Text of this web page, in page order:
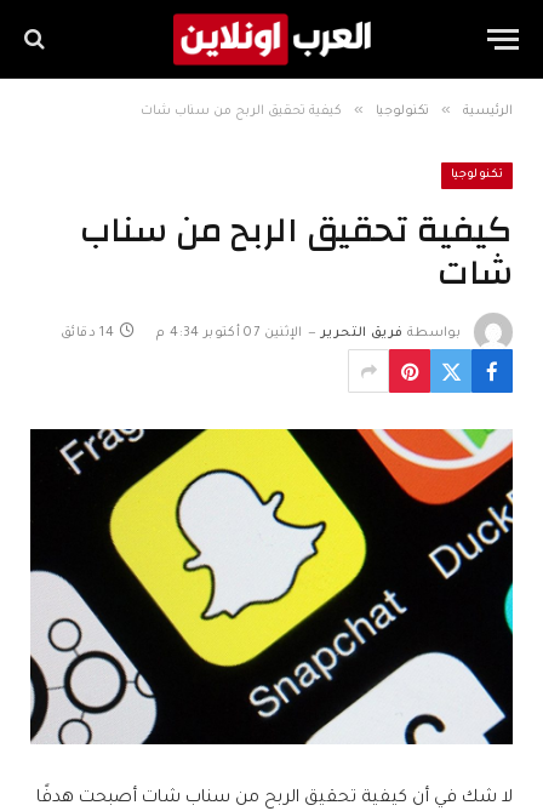
الرئيسية » تكنولوجيا » كيفية تحقيق الربح من سناب شات
تكنولوجيا
كيفية تحقيق الربح من سناب
شات
بواسطة فريق التحرير الإثنين 07 أكتوبر 4:34 م 14 دقائق
لا شك في أن كيفية تحقيق الربح من سناب شات أصبحت هدفًا